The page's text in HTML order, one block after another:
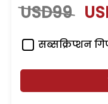
USD99
सब्सक्रिप्शन